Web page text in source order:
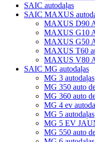
SAIC autodaļas
SAIC MAXUS
MAXUS D90
MAXUS G10
MAXUS G50
MAXUS T60
MAXUS V80
SAIC MG autodaļas
MG 3 autodaļas
MG 350 auto
MG 360 auto
MG 4 ev
MG 5 autodaļas
MG 5 EV
MG 550 auto